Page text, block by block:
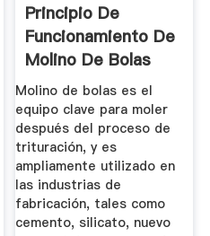
Principio De
Funcionamiento De
Molino De Bolas
Partes
Molino de bolas es el
equipo clave para moler
después del proceso de
trituración, y es
ampliamente utilizado en
las industrias de
fabricación, tales como
cemento, silicato, nuevo